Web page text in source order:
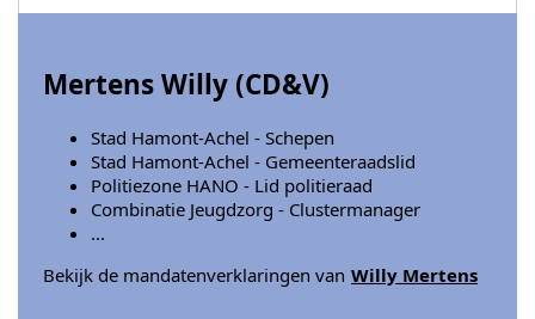
Mertens Willy (CD&V)
Stad Hamont-Achel - Schepen
Stad Hamont-Achel - Gemeenteraadslid
Politiezone HANO - Lid politieraad
Combinatie Jeugdzorg - Clustermanager
...
Bekijk de mandatenverklaringen van Willy Mertens